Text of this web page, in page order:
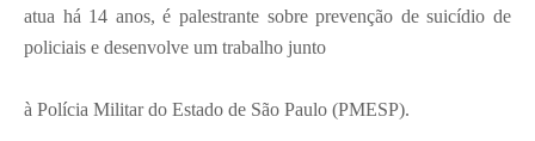
atua há 14 anos, é palestrante sobre prevenção de suicídio de
policiais e desenvolve um trabalho junto
à Polícia Militar do Estado de São Paulo (PMESP).